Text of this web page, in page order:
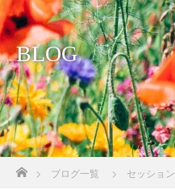
BLOG
ブログ一覧 セッション